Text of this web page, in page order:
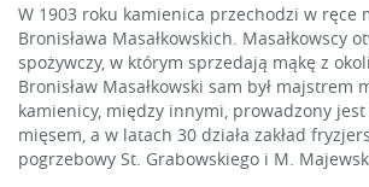
W 1903 roku kamienica przechodzi w ręce
Bronisława Masałkowskich. Masałkowscy
spożywczy, w którym sprzedają mąkę z
Bronisław Masałkowski sam był majstrem
kamienicy, między innymi, prowadzony
mięsem, a w latach 30 działa zakład
pogrzebowy St. Grabowskiego i M.